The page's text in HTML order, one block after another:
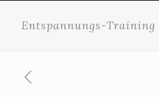
Entspannungs-Training